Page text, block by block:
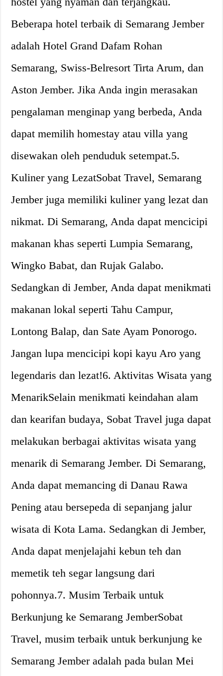
Beberapa hotel terbaik di Semarang Jember
adalah Hotel Grand Dafam Rohan
Semarang, Swiss-Belresort Tirta Arum, dan
Aston Jember. Jika Anda ingin merasakan
pengalaman menginap yang berbeda, Anda
dapat memilih homestay atau villa yang
disewakan oleh penduduk setempat.5.
Kuliner yang LezatSobat Travel, Semarang
Jember juga memiliki kuliner yang lezat dan
nikmat. Di Semarang, Anda dapat mencicipi
makanan khas seperti Lumpia Semarang,
Wingko Babat, dan Rujak Galabo.
Sedangkan di Jember, Anda dapat menikmati
makanan lokal seperti Tahu Campur,
Lontong Balap, dan Sate Ayam Ponorogo.
Jangan lupa mencicipi kopi kayu Aro yang
legendaris dan lezat!6. Aktivitas Wisata yang
MenarikSelain menikmati keindahan alam
dan kearifan budaya, Sobat Travel juga dapat
melakukan berbagai aktivitas wisata yang
menarik di Semarang Jember. Di Semarang,
Anda dapat memancing di Danau Rawa
Pening atau bersepeda di sepanjang jalur
wisata di Kota Lama. Sedangkan di Jember,
Anda dapat menjelajahi kebun teh dan
memetik teh segar langsung dari
pohonnya.7. Musim Terbaik untuk
Berkunjung ke Semarang JemberSobat
Travel, musim terbaik untuk berkunjung ke
Semarang Jember adalah pada bulan Mei